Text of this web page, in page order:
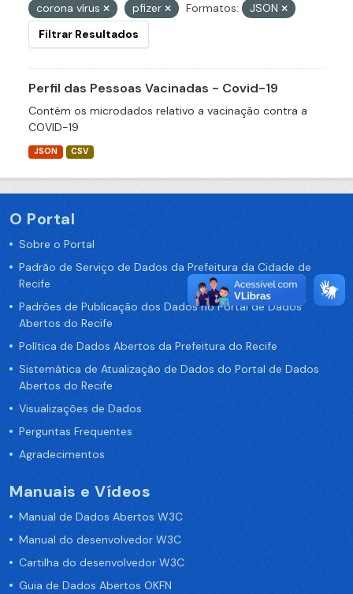
corona vírus
pfizer Formatos:
JSON
Filtrar Resultados
Perfil das Pessoas Vacinadas - Covid-19
Contém os microdados relativo a vacinação contra a
COVID-19
JSON CSV
O Portal
Sobre o Portal
Padrão de Serviço de Dados da Prefeitura da Cidade de
Recife
Padrões de Publicação dos Dados no Portal de Dados
Abertos do Recife
Política de Dados Abertos da Prefeitura do Recife
Sistemática de Atualização de Dados do Portal de Dados
Abertos do Recife
Visualizações de Dados
Perguntas Frequentes
Agradecimentos
Manuais e Vídeos
Manual de Dados Abertos W3C
Manual do desenvolvedor W3C
Cartilha do desenvolvedor W3C
Guia de Dados Abertos OKFN